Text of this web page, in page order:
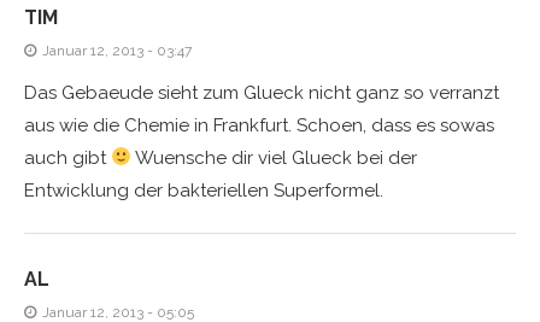
TIM
Januar 12, 2013 - 03:47
Das Gebaeude sieht zum Glueck nicht ganz so verranzt
aus wie die Chemie in Frankfurt. Schoen, dass es sowas
auch gibt
Wuensche dir viel Glueck bei der
Entwicklung der bakteriellen Superformel.
AL
Januar 12, 2013 - 05:05